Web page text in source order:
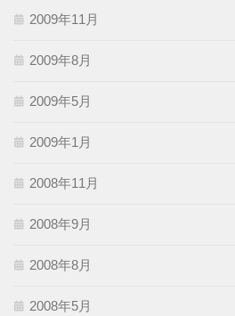
2009年11月
2009年8月
2009年5月
2009年1月
2008年11月
2008年9月
2008年8月
2008年5月